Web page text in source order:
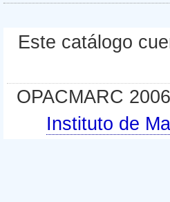
Este catálogo
OPACMARC
Instituto de